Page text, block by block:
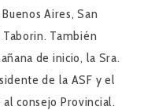
Aires, San
También
de inicio, la Sra.
de la ASF y el
consejo Provincial.